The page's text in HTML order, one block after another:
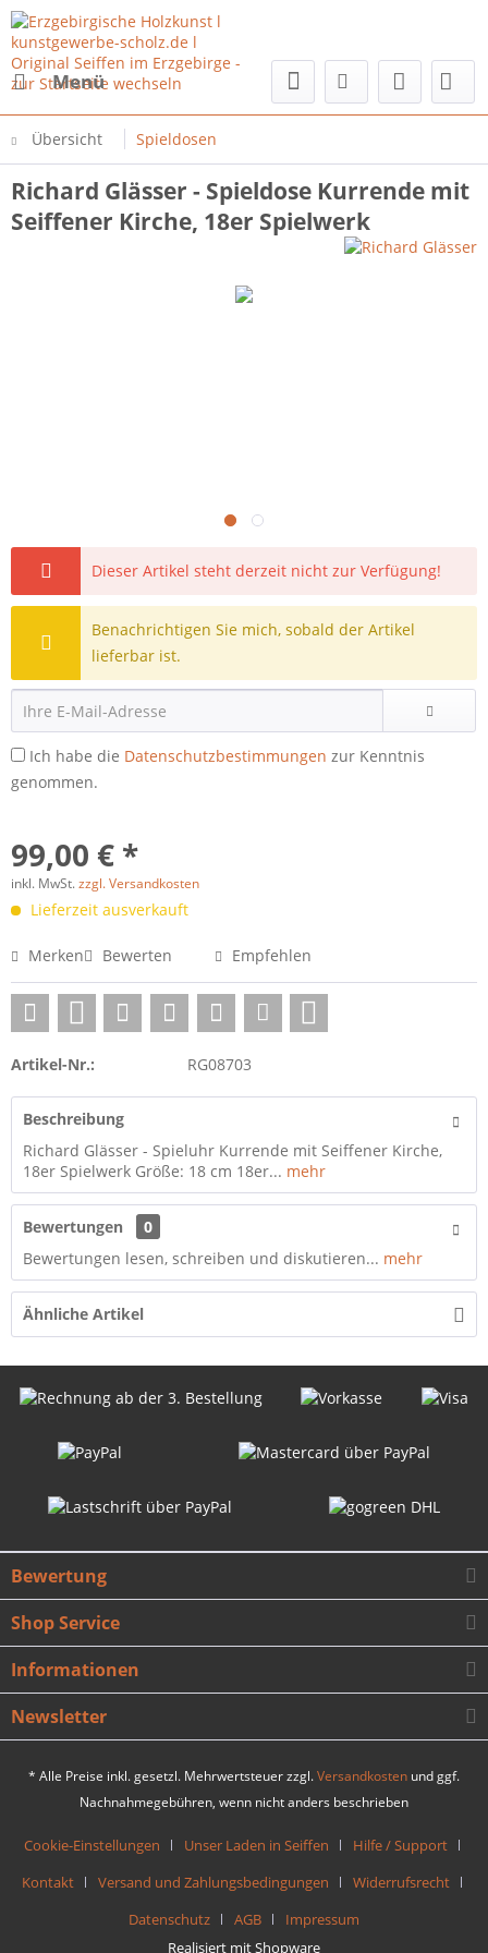
Menü
Übersicht Spieldosen
Richard Glässer - Spieldose Kurrende mit
Seiffener Kirche, 18er Spielwerk
Dieser Artikel steht derzeit nicht zur Verfügung!
Benachrichtigen Sie mich, sobald der Artikel
lieferbar ist.
Ich habe die Datenschutzbestimmungen zur Kenntnis
genommen.
99,00 € *
inkl. MwSt.zzgl. Versandkosten
Lieferzeit ausverkauft
Merken Bewerten Empfehlen
Artikel-Nr.: RG08703
Beschreibung
Richard Glässer - Spieluhr Kurrende mit Seiffener Kirche,
18er Spielwerk Größe: 18 cm 18er... mehr
Bewertungen
0
Bewertungen lesen, schreiben und diskutieren... mehr
Ähnliche Artikel
Bewertung
Shop Service
Informationen
Newsletter
* Alle Preise inkl. gesetzl. Mehrwertsteuer zzgl.Versandkosten und ggf.
Nachnahmegebühren, wenn nicht anders beschrieben
Cookie-Einstellungen Unser Laden in Seiffen
Hilfe / Support
Kontakt
Versand und Zahlungsbedingungen
Widerrufsrecht
Datenschutz
AGB
Impressum
Realisiert mit Shopware